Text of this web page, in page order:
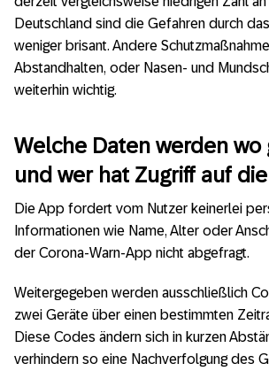
Deutschland sind die Gefahren durch
weniger brisant. Andere
Abstandhalten, oder Nasen- und
weiterhin wichtig.
Welche Daten werden wo
und wer hat Zugriff auf
Die App fordert vom Nutzer keinerlei
Informationen wie Name, Alter oder
der Corona-Warn-App nicht abgefragt.
Weitergegeben werden ausschließlich
zwei Geräte über einen bestimmten
Diese Codes ändern sich in kurzen
verhindern so eine Nachverfolgung des